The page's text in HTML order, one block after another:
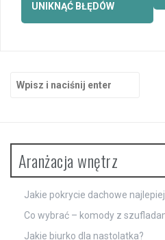
UNIKNĄĆ BŁĘDÓW
Szukaj:
Aranżacja wnętrz
Jakie pokrycie dachowe
Co wybrać – komody z
Jakie biurko dla nastolatka?